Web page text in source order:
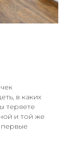
в каких
теряете
и той же
первые